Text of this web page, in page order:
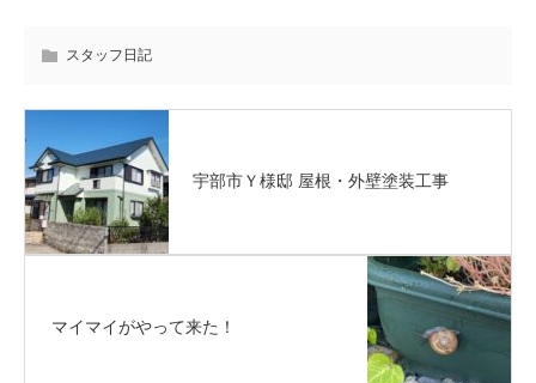
スタッフ日記
宇部市Ｙ様邸 屋根・外壁塗装工事
マイマイがやって来た！